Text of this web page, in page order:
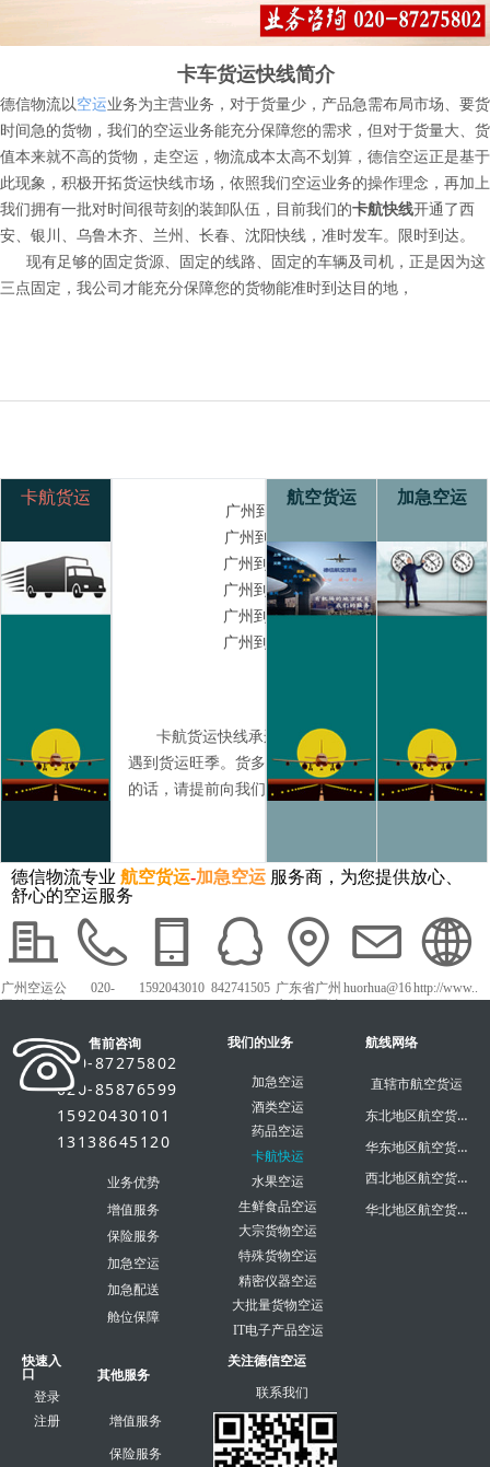
卡航货运
广州到西安卡航加急货运 22小时
广州到到银川卡航加急货运 32小时
广州到乌鲁木齐卡航加急货运 55小
广州到兰州卡航加急货运 36小
广州到长春卡航加急货运 36小
广州到沈阳卡航加急货运 35小
卡航货运快线承运货物主要有时尚类服装，赶工
遇到货运旺季。货多但卡车航班舱位有限，如果您需
的话，请提前向我们订好车位，方便我们合理配载，
航空货运 加急空运
卡车货运快线简介
德信物流以空运业务为主营业务，对于货量少，产品急需布局市场、要货
时间急的货物，我们的空运业务能充分保障您的需求，但对于货量大、货
值本来就不高的货物，走空运，物流成本太高不划算，德信空运正是基于
此现象，积极开拓货运快线市场，依照我们空运业务的操作理念，再加上
我们拥有一批对时间很苛刻的装卸队伍，目前我们的卡航快线开通了西
安、银川、乌鲁木齐、兰州、长春、沈阳快线，准时发车。限时到达。
现有足够的固定货源、固定的线路、固定的车辆及司机，正是因为这
三点固定，我公司才能充分保障您的货物能准时到达目的地，
加急空运
酒类空运
药品空运
卡航快运
水果空运
生鲜食品空运
大宗货物空运
特殊货物空运
精密仪器空运
大批量货物空运
IT电子产品空运
我们的业务
直辖市航空货运
东北地区航空货运
华东地区航空货运
西北地区航空货运
华北地区航空货运
航线网络
登录
注册
快速入
口
增值服务
保险服务
其他服务
联系我们
关注德信空运
业务优势
增值服务
保险服务
加急空运
加急配送
舱位保障
售前咨询
020-87275802
020-85876599
15920430101
13138645120
广州空运公
020-
1592043010 842741505 广东省广州
号白云农批
huorhua@16http://www..
德信物流专业 航空货运-加急空运 服务商，为您提供放心、
舒心的空运服务